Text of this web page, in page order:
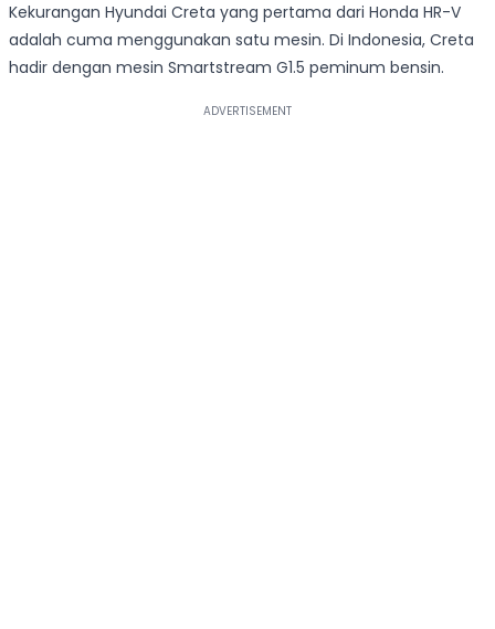
Kekurangan Hyundai Creta yang pertama dari Honda HR-V
adalah cuma menggunakan satu mesin. Di Indonesia, Creta
hadir dengan mesin Smartstream G1.5 peminum bensin.